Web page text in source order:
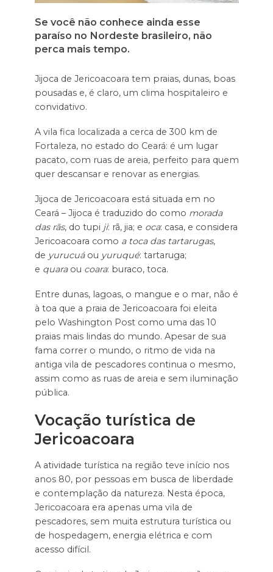
Se você não conhece ainda esse
paraíso no Nordeste brasileiro, não
perca mais tempo.
Jijoca de Jericoacoara tem praias, dunas, boas
pousadas e, é claro, um clima hospitaleiro e
convidativo.
A vila fica localizada a cerca de 300 km de
Fortaleza, no estado do Ceará: é um lugar
pacato, com ruas de areia, perfeito para quem
quer descansar e renovar as energias.
Jijoca de Jericoacoara está situada em no
Ceará – Jijoca é traduzido do como morada
das rãs, do tupi ji: rã, jia; e oca: casa, e considera
Jericoacoara como a toca das tartarugas,
de yurucuáou yuruqué: tartaruga;
e quaraou coara: buraco, toca.
Entre dunas, lagoas, o mangue e o mar, não é
à toa que a praia de Jericoacoara foi eleita
pelo Washington Post como uma das 10
praias mais lindas do mundo. Apesar de sua
fama correr o mundo, o ritmo de vida na
antiga vila de pescadores continua o mesmo,
assim como as ruas de areia e sem iluminação
pública.
Vocação turística de
Jericoacoara
A atividade turística na região teve início nos
anos 80, por pessoas em busca de liberdade
e contemplação da natureza. Nesta época,
Jericoacoara era apenas uma vila de
pescadores, sem muita estrutura turística ou
de hospedagem, energia elétrica e com
acesso difícil.